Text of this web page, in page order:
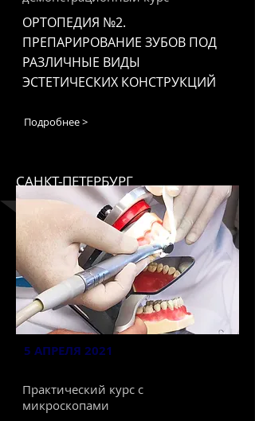
ОРТОПЕДИЯ №2.
ПРЕПАРИРОВАНИЕ ЗУБОВ ПОД
РАЗЛИЧНЫЕ ВИДЫ
ЭСТЕТИЧЕСКИХ КОНСТРУКЦИЙ
Подробнее >
Практический курс с
микроскопами
САНКТ-ПЕТЕРБУРГ
5 АПРЕЛЯ 2021